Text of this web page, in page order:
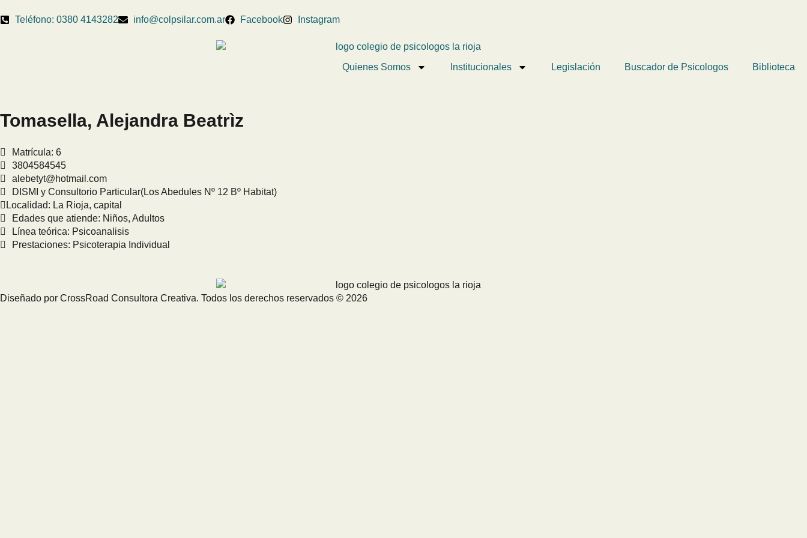
Teléfono: 0380 4143282 info@colpsilar.com.ar Facebook Instagram
Quienes Somos Institucionales Legislación Buscador de Psicologos Biblioteca
Tomasella, Alejandra Beatrìz
Matrícula: 6
3804584545
alebetyt@hotmail.com
DISMI y Consultorio Particular(Los Abedules Nº 12 Bº Habitat)
Localidad: La Rioja, capital
Edades que atiende: Niños, Adultos
Línea teórica: Psicoanalisis
Prestaciones: Psicoterapia Individual
Diseñado por CrossRoad Consultora Creativa. Todos los derechos reservados © 2026